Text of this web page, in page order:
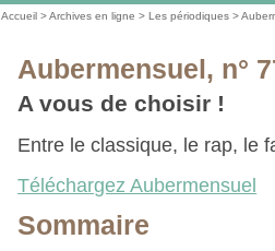
Accueil >Archives en ligne >Les périodiques >
Aubermensuel, n°
A vous de choisir !
Entre le classique, le rap, le
Téléchargez Aubermensuel
Sommaire